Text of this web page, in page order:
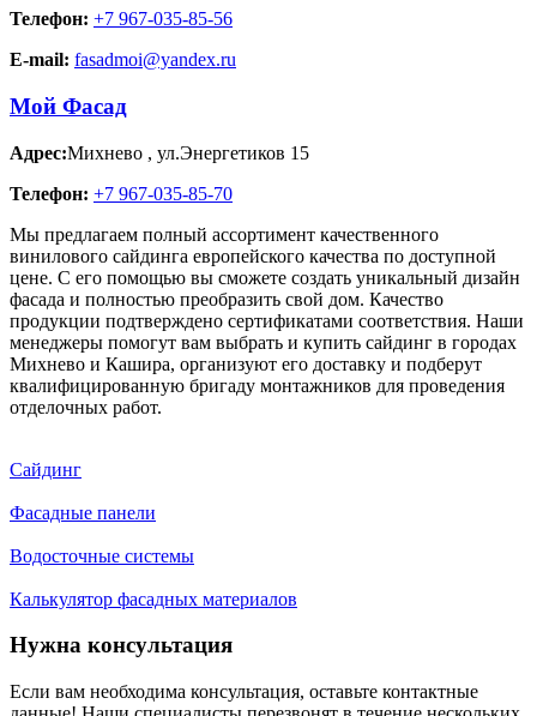
Телефон: +7 967-035-85-56
E-mail: fasadmoi@yandex.ru
Мой Фасад
Адрес:Михнево , ул.Энергетиков 15
Телефон: +7 967-035-85-70
Мы предлагаем полный ассортимент качественного
винилового сайдинга европейского качества по доступной
цене. С его помощью вы сможете создать уникальный дизайн
фасада и полностью преобразить свой дом. Качество
продукции подтверждено сертификатами соответствия. Наши
менеджеры помогут вам выбрать и купить сайдинг в городах
Михнево и Кашира, организуют его доставку и подберут
квалифицированную бригаду монтажников для проведения
отделочных работ.
Сайдинг
Фасадные панели
Водосточные системы
Калькулятор фасадных материалов
Нужна консультация
Если вам необходима консультация, оставьте контактные